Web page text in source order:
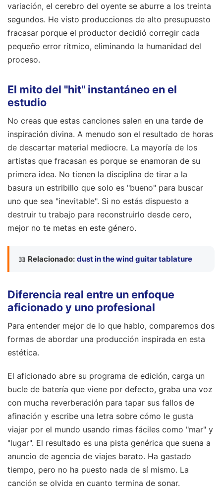
variación, el cerebro del oyente se aburre a los treinta
segundos. He visto producciones de alto presupuesto
fracasar porque el productor decidió corregir cada
pequeño error rítmico, eliminando la humanidad del
proceso.
El mito del "hit" instantáneo en el
estudio
No creas que estas canciones salen en una tarde de
inspiración divina. A menudo son el resultado de horas
de descartar material mediocre. La mayoría de los
artistas que fracasan es porque se enamoran de su
primera idea. No tienen la disciplina de tirar a la
basura un estribillo que solo es "bueno" para buscar
uno que sea "inevitable". Si no estás dispuesto a
destruir tu trabajo para reconstruirlo desde cero,
mejor no te metas en este género.
📖 Relacionado: dust in the wind guitar tablature
Diferencia real entre un enfoque
aficionado y uno profesional
Para entender mejor de lo que hablo, comparemos dos
formas de abordar una producción inspirada en esta
estética.
El aficionado abre su programa de edición, carga un
bucle de batería que viene por defecto, graba una voz
con mucha reverberación para tapar sus fallos de
afinación y escribe una letra sobre cómo le gusta
viajar por el mundo usando rimas fáciles como "mar" y
"lugar". El resultado es una pista genérica que suena a
anuncio de agencia de viajes barato. Ha gastado
tiempo, pero no ha puesto nada de sí mismo. La
canción se olvida en cuanto termina de sonar.